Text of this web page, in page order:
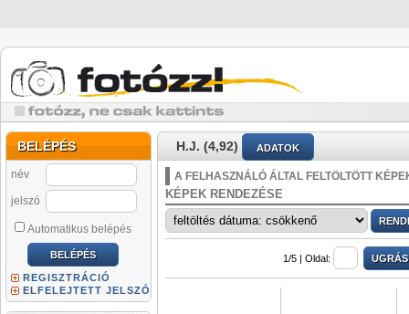
BELÉPÉS
név
jelszó
Automatikus belépés
REGISZTRÁCIÓ
ELFELEJTETT JELSZÓ
H.J. (4,92) ADATOK
A FELHASZNÁLÓ ÁLTAL FELTÖLTÖTT
KÉPEK RENDEZÉSE
1/5 | Oldal: